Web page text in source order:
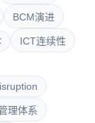
BCM演进
ICT连续性
理体系